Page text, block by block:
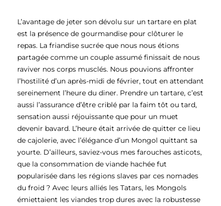
L’avantage de jeter son dévolu sur un tartare en plat
est la présence de gourmandise pour clôturer le
repas. La friandise sucrée que nous nous étions
partagée comme un couple assumé finissait de nous
raviver nos corps musclés. Nous pouvions affronter
l’hostilité d’un après-midi de février, tout en attendant
sereinement l’heure du diner. Prendre un tartare, c’est
aussi l’assurance d’être criblé par la faim tôt ou tard,
sensation aussi réjouissante que pour un muet
devenir bavard. L’heure était arrivée de quitter ce lieu
de cajolerie, avec l’élégance d’un Mongol quittant sa
yourte. D’ailleurs, saviez-vous mes farouches asticots,
que la consommation de viande hachée fut
popularisée dans les régions slaves par ces nomades
du froid ? Avec leurs alliés les Tatars, les Mongols
émiettaient les viandes trop dures avec la robustesse